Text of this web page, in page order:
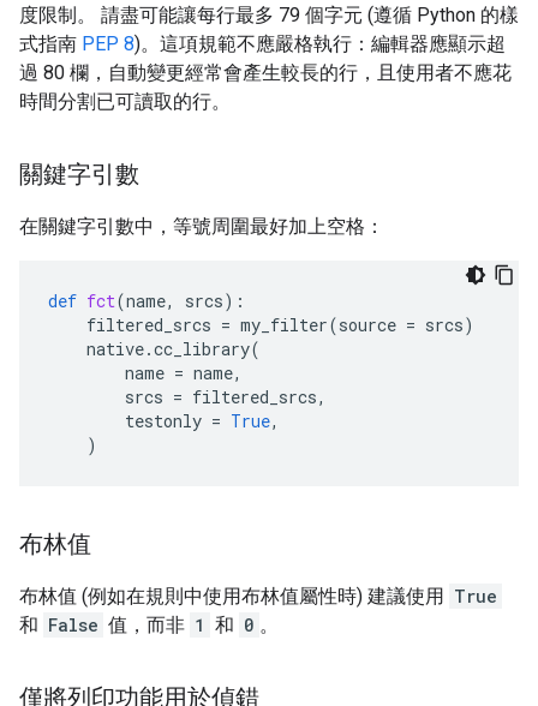
度限制。 請盡可能讓每行最多 79 個字元 (遵循 Python 的樣
式指南 PEP 8)。這項規範不應嚴格執行：編輯器應顯示超
過 80 欄，自動變更經常會產生較長的行，且使用者不應花
時間分割已可讀取的行。
關鍵字引數
在關鍵字引數中，等號周圍最好加上空格：
def fct(name, srcs):
filtered_srcs = my_filter(source = srcs)
native.cc_library(
name = name,
srcs = filtered_srcs,
testonly = True,
)
布林值
布林值 (例如在規則中使用布林值屬性時) 建議使用 True
和 False 值，而非 1 和 0 。
僅將列印功能用於偵錯